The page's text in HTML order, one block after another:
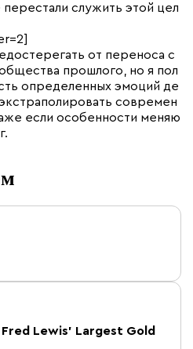
перестали служить этой цел
от переноса с
прошлого, но я пол
определенных эмоций де
современ
если особенности меняю
Lewis’ Largest Gold